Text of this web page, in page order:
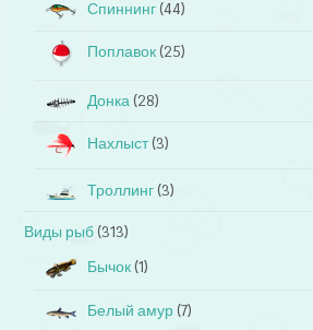
Спиннинг (44)
Поплавок (25)
Донка (28)
Нахлыст(3)
Троллинг (3)
Виды рыб (313)
Бычок (1)
Белый амур (7)